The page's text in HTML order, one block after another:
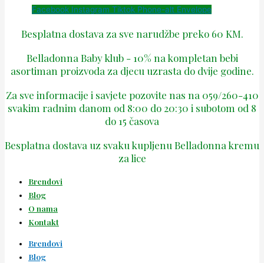
Facebook Instagram Tiktok Phone-alt Envelope
Besplatna dostava za sve narudžbe preko 60 KM.
Belladonna Baby klub - 10% na kompletan bebi
asortiman proizvoda za djecu uzrasta do dvije godine.
Za sve informacije i savjete pozovite nas na 059/260-410
svakim radnim danom od 8:00 do 20:30 i subotom od 8
do 15 časova
Besplatna dostava uz svaku kupljenu Belladonna kremu
za lice
Brendovi
Blog
O nama
Kontakt
Brendovi
Blog